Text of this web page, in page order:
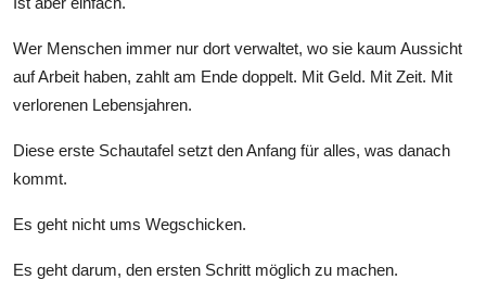
Wer Menschen immer nur dort verwaltet, wo sie kaum Aussicht
auf Arbeit haben, zahlt am Ende doppelt. Mit Geld. Mit Zeit. Mit
verlorenen Lebensjahren.
Diese erste Schautafel setzt den Anfang für alles, was danach
kommt.
Es geht nicht ums Wegschicken.
Es geht darum, den ersten Schritt möglich zu machen.